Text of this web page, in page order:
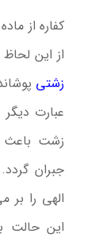
كفاره از
از این
زشتی
عبارت
زشت
جبران گردد.
الهی را بر
این حالت